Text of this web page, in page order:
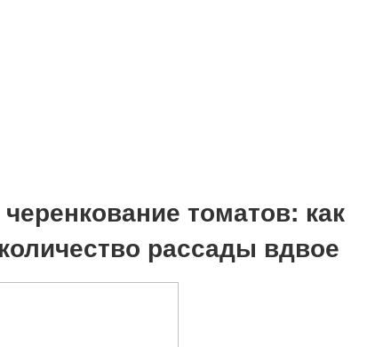
томатов: как
рассады вдвое